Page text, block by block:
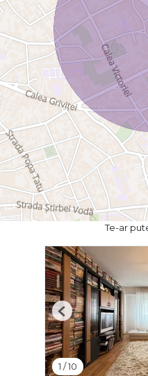
Te-ar
1 /10
Previous